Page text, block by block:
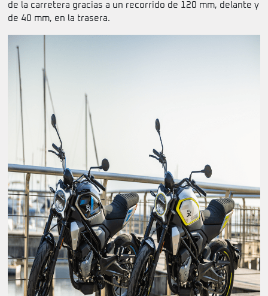
de la carretera gracias a un recorrido de 120 mm, delante y
de 40 mm, en la trasera.